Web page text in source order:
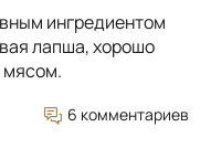
ингредиентом
лапша, хорошо
мясом.
6 комментариев